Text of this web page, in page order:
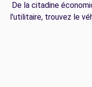
De la citadine
l'utilitaire, trouvez le